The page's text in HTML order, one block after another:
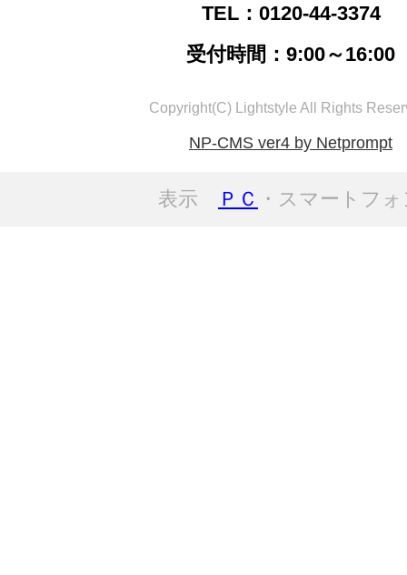
TEL：0120-44-3374
受付時間：9:00～16:00
Copyright(C) Lightstyle All Rights
NP-CMS ver4 by Netprompt
表示 ＰＣ ・スマートフ